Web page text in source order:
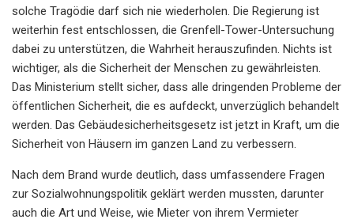
solche Tragödie darf sich nie wiederholen. Die Regierung ist
weiterhin fest entschlossen, die Grenfell-Tower-Untersuchung
dabei zu unterstützen, die Wahrheit herauszufinden. Nichts ist
wichtiger, als die Sicherheit der Menschen zu gewährleisten.
Das Ministerium stellt sicher, dass alle dringenden Probleme der
öffentlichen Sicherheit, die es aufdeckt, unverzüglich behandelt
werden. Das Gebäudesicherheitsgesetz ist jetzt in Kraft, um die
Sicherheit von Häusern im ganzen Land zu verbessern.
Nach dem Brand wurde deutlich, dass umfassendere Fragen
zur Sozialwohnungspolitik geklärt werden mussten, darunter
auch die Art und Weise, wie Mieter von ihrem Vermieter